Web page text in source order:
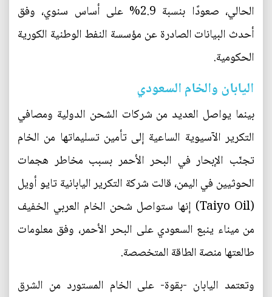
الحالي، صعودًا بنسبة 2.9% على أساس سنوي، وفق
أحدث البيانات الصادرة عن مؤسسة النفط الوطنية الكورية
الحكومية.
اليابان والخام السعودي
بينما يواصل العديد من شركات الشحن الدولية ومصافي
التكرير الآسيوية الساعية إلى تأمين تسليماتها من الخام
تجنّب الإبحار في البحر الأحمر بسبب مخاطر هجمات
الحوثيين في اليمن، قالت شركة التكرير اليابانية تايو أويل
(Taiyo Oil) إنها ستواصل شحن الخام العربي الخفيف
من ميناء ينبع السعودي على البحر الأحمر، وفق معلومات
طالعتها منصة الطاقة المتخصصة.
وتعتمد اليابان -بقوة- على الخام المستورد من الشرق